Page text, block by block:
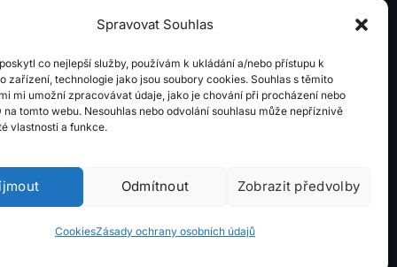
Spravovat Souhlas
co nejlepší služby, používám k ukládání a/nebo přístupu k
zařízení, technologie jako jsou soubory cookies. Souhlas s těmito
mi umožní zpracovávat údaje, jako je chování při procházení nebo
na tomto webu. Nesouhlas nebo odvolání souhlasu může nepříznivě
vlastnosti a funkce.
Odmítnout Zobrazit předvolby
CookiesZásady ochrany osobních údajů
Google.com
Firmy.cz
Mapy.cz